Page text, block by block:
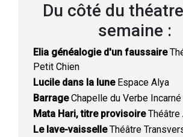
Du côté du
semaine :
Elia généalogie d'un faussaire
Petit Chien
Lucile dans la luneEspace Alya
BarrageChapelle du Verbe Incarné
Mata Hari, titre provisoireThéâtre
Le lave-vaisselleThéâtre